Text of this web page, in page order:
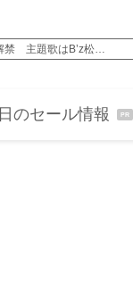
禁 主題歌はB’z松…
のセール情報 PR